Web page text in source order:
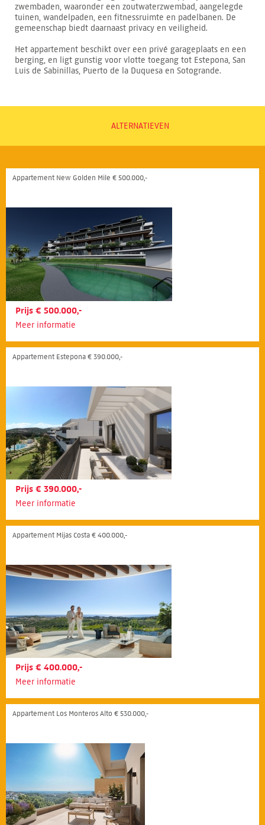
zwembaden, waaronder een zoutwaterzwembad, aangelegde
tuinen, wandelpaden, een fitnessruimte en padelbanen. De
gemeenschap biedt daarnaast privacy en veiligheid.
Het appartement beschikt over een privé garageplaats en een
berging, en ligt gunstig voor vlotte toegang tot Estepona, San
Luis de Sabinillas, Puerto de la Duquesa en Sotogrande.
ALTERNATIEVEN
Appartement New Golden Mile € 500.000,-
Prijs € 500.000,-
Meer informatie
Appartement Estepona € 390.000,-
Prijs € 390.000,-
Meer informatie
Appartement Mijas Costa € 400.000,-
Prijs € 400.000,-
Meer informatie
Appartement Los Monteros Alto € 530.000,-